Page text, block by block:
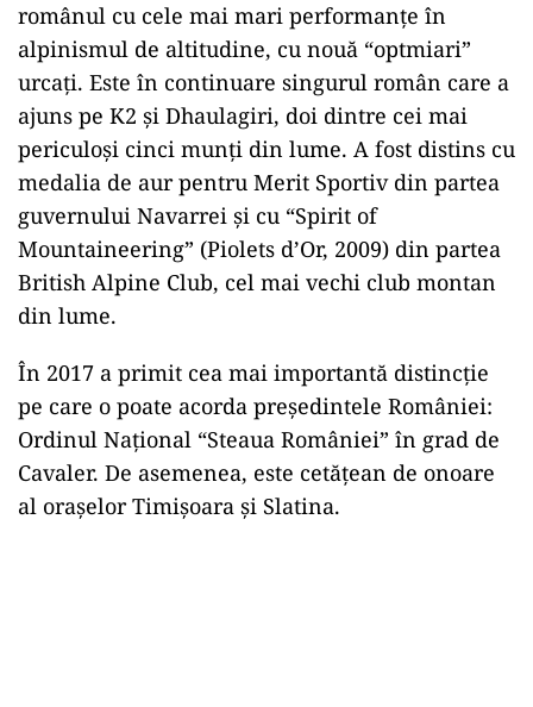
românul cu cele mai mari performanţe în
alpinismul de altitudine, cu nouă “optmiari”
urcaţi. Este în continuare singurul român care a
ajuns pe K2 şi Dhaulagiri, doi dintre cei mai
periculoşi cinci munţi din lume. A fost distins cu
medalia de aur pentru Merit Sportiv din partea
guvernului Navarrei şi cu “Spirit of
Mountaineering” (Piolets d’Or, 2009) din partea
British Alpine Club, cel mai vechi club montan
din lume.
În 2017 a primit cea mai importantă distincţie
pe care o poate acorda preşedintele României:
Ordinul Naţional “Steaua României” în grad de
Cavaler. De asemenea, este cetăţean de onoare
al oraşelor Timişoara şi Slatina.